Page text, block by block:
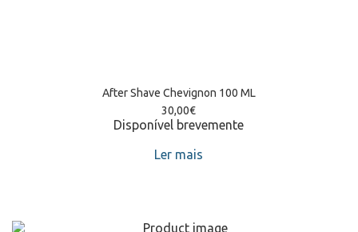
After Shave Chevignon 100 ML
30,00€
Disponível brevemente
Ler mais